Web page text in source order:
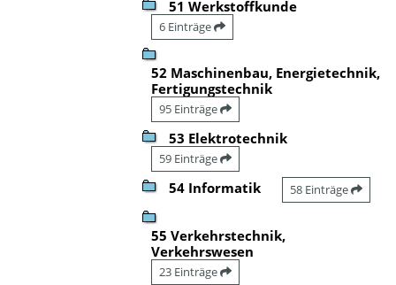
51 Werkstoffkunde
6 Einträge
52 Maschinenbau, Energietechnik,
Fertigungstechnik
95 Einträge
53 Elektrotechnik
59 Einträge
54 Informatik 58 Einträge
55 Verkehrstechnik,
Verkehrswesen
23 Einträge